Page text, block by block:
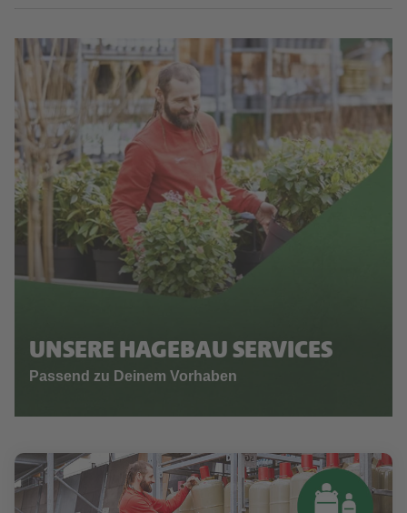
UNSERE HAGEBAU SERVICES
Passend zu Deinem Vorhaben